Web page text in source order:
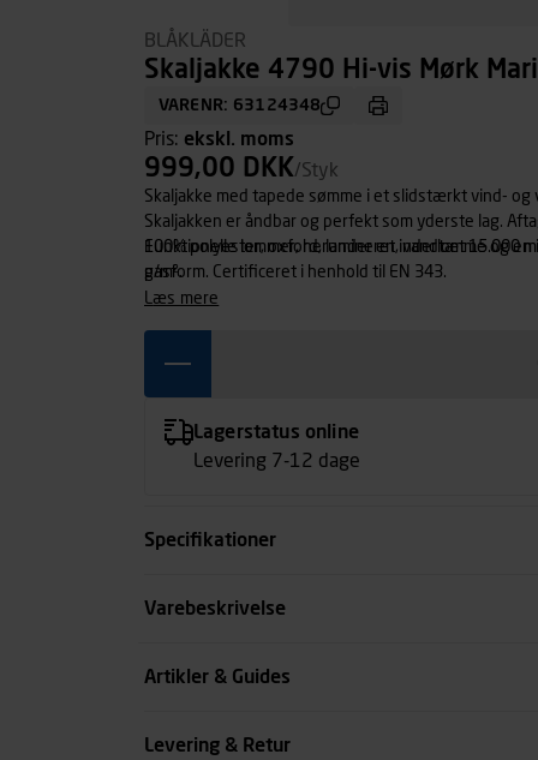
BLÅKLÄDER
Skaljakke 4790 Hi-vis Mørk
VARENR: 63124348
Pris: ekskl. moms
999,00 DKK/Styk
Skaljakke med tapede sømme i et slidstærkt vind-
Skaljakken er åndbar og perfekt som yderste lag.
Funktionelle lommer, herunder en inderlomme og
pasform. Certificeret i henhold til EN 343.
100% polyester, oxford, lamineret, vandtæt 15.000
g/m².
læs mere
Lagerstatus online
Levering 7-12 dage
Specifikationer
Størrelse
Varebeskrivelse
Artikler & Guides
Levering & Retur